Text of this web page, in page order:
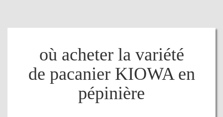
où acheter la variété
de pacanier KIOWA en
pépinière